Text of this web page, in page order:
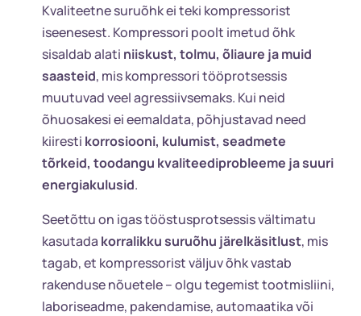
Kvaliteetne suruõhk ei teki kompressorist
iseenesest. Kompressori poolt imetud õhk
sisaldab alati niiskust, tolmu, õliaure ja muid
saasteid, mis kompressori tööprotsessis
muutuvad veel agressiivsemaks. Kui neid
õhuosakesi ei eemaldata, põhjustavad need
kiiresti korrosiooni, kulumist, seadmete
tõrkeid, toodangu kvaliteediprobleeme ja suuri
energiakulusid.
Seetõttu on igas tööstusprotsessis vältimatu
kasutada korralikku suruõhu järelkäsitlust, mis
tagab, et kompressorist väljuv õhk vastab
rakenduse nõuetele – olgu tegemist tootmisliini,
laboriseadme, pakendamise, automaatika või